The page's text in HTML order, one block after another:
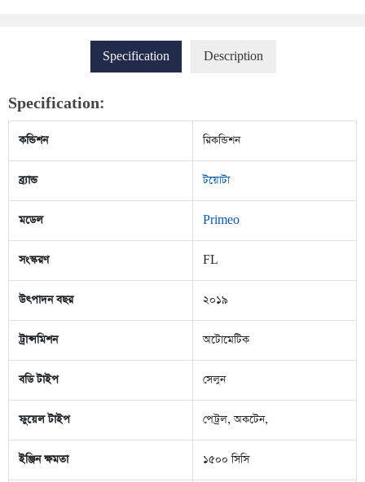
Specification Description
Specification:
কন্ডিশন রিকন্ডিশন
ব্র্যান্ড টয়োটা
মডেল Primeo
সংস্করণ FL
উৎপাদন বছর ২০১৯
ট্রান্সমিশন অটোমেটিক
বডি টাইপ সেলুন
ফুয়েল টাইপ পেট্রল, অকটেন,
ইঞ্জিন ক্ষমতা ১৫০০ সিসি